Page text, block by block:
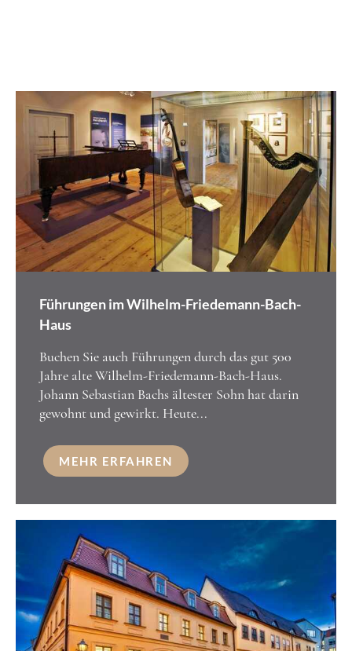
Führungen im Wilhelm-Friedemann-Bach-
Haus
Buchen Sie auch Führungen durch das gut 500
Jahre alte Wilhelm-Friedemann-Bach-Haus.
Johann Sebastian Bachs ältester Sohn hat darin
gewohnt und gewirkt. Heute...
MEHR ERFAHREN